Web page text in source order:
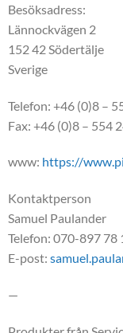
Besöksadress:
Lännockvägen 2
152 42 Södertälje
Sverige
Telefon: +46 (0)8 –
Fax: +46 (0)8 – 554
www: https://
Kontaktperson
Samuel Paulander
Telefon: 070-897 78
E-post:
—